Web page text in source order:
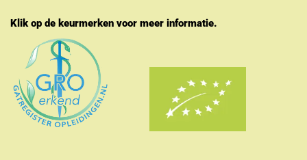
Klik op de keurmerken voor meer informatie.